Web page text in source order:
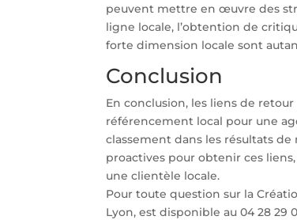
peuvent mettre en œuvre des
ligne locale, l’obtention de
forte dimension locale sont
Conclusion
En conclusion, les liens de
référencement local pour une
classement dans les résultats
proactives pour obtenir ces
une clientèle locale.
Pour toute question sur la
Lyon, est disponible au 04 28 29